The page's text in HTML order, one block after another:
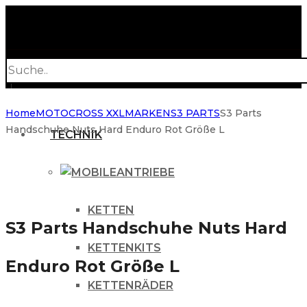
search
TECHNIK
ANTRIEBE
KETTEN
KETTENKITS
KETTENRÄDER
HomeMOTOCROSS XXLMARKENS3 PARTSS3 Parts
Handschuhe Nuts Hard Enduro Rot Größe L
S3 Parts Handschuhe Nuts Hard
Enduro Rot Größe L